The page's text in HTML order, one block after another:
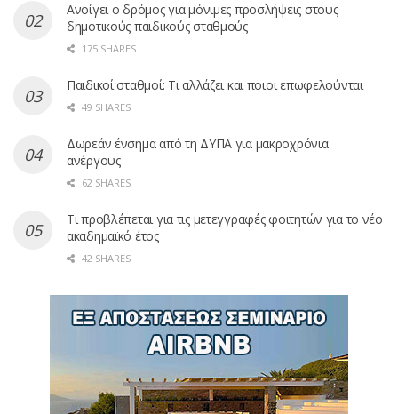
Ανοίγει ο δρόμος για μόνιμες προσλήψεις στους
δημοτικούς παιδικούς σταθμούς
175 SHARES
Παιδικοί σταθμοί: Τι αλλάζει και ποιοι επωφελούνται
49 SHARES
Δωρεάν ένσημα από τη ΔΥΠΑ για μακροχρόνια
ανέργους
62 SHARES
Τι προβλέπεται για τις μετεγγραφές φοιτητών για το νέο
ακαδημαϊκό έτος
42 SHARES